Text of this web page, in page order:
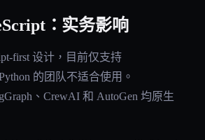
：实务影响
first 设计，目前仅支持
的团队不适合使用。
、CrewAI 和 AutoGen 均原生